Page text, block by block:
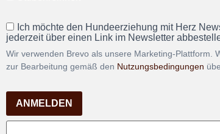
Ich möchte den Hundeerziehung mit Herz
jederzeit über einen Link im Newsletter
Wir verwenden Brevo als unsere Marketing-Plattform.
zur Bearbeitung gemäß den Nutzungsbedingungen
ANMELDEN